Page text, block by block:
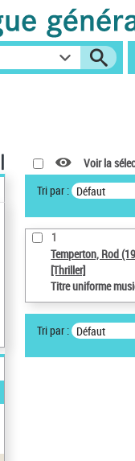
Voir la
Tri par : Défaut
1
Temperton, Rod
[Thriller]
Titre uniforme
Tri par : Défaut